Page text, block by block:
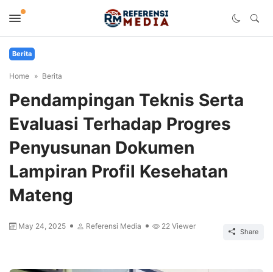
Berita
Home Berita
Pendampingan Teknis Serta
Evaluasi Terhadap Progres
Penyusunan Dokumen
Lampiran Profil Kesehatan
Mateng
May 24, 2025 Referensi Media 22 Viewer
Share